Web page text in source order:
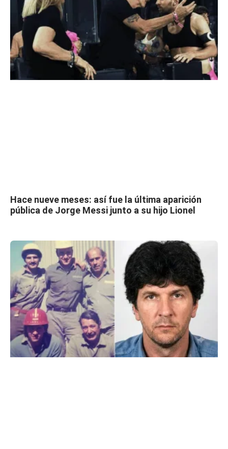
Hace nueve meses: así fue la última aparición
pública de Jorge Messi junto a su hijo Lionel